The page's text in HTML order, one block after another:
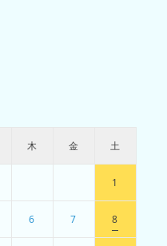
木 金 土
1
6 7 8